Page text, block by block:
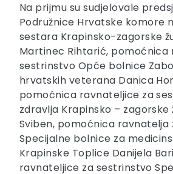
Na prijmu su sudjelovale
Podružnice Hrvatske komore
sestara Krapinsko-zagorske
Martinec Rihtarić, pomoćnica
sestrinstvo Opće bolnice
hrvatskih veterana Danica
pomoćnica ravnateljice za
zdravlja Krapinsko – zagorske
Sviben, pomoćnica ravnatelja
Specijalne bolnice za
Krapinske Toplice Danijela
ravnateljice za sestrinstvo